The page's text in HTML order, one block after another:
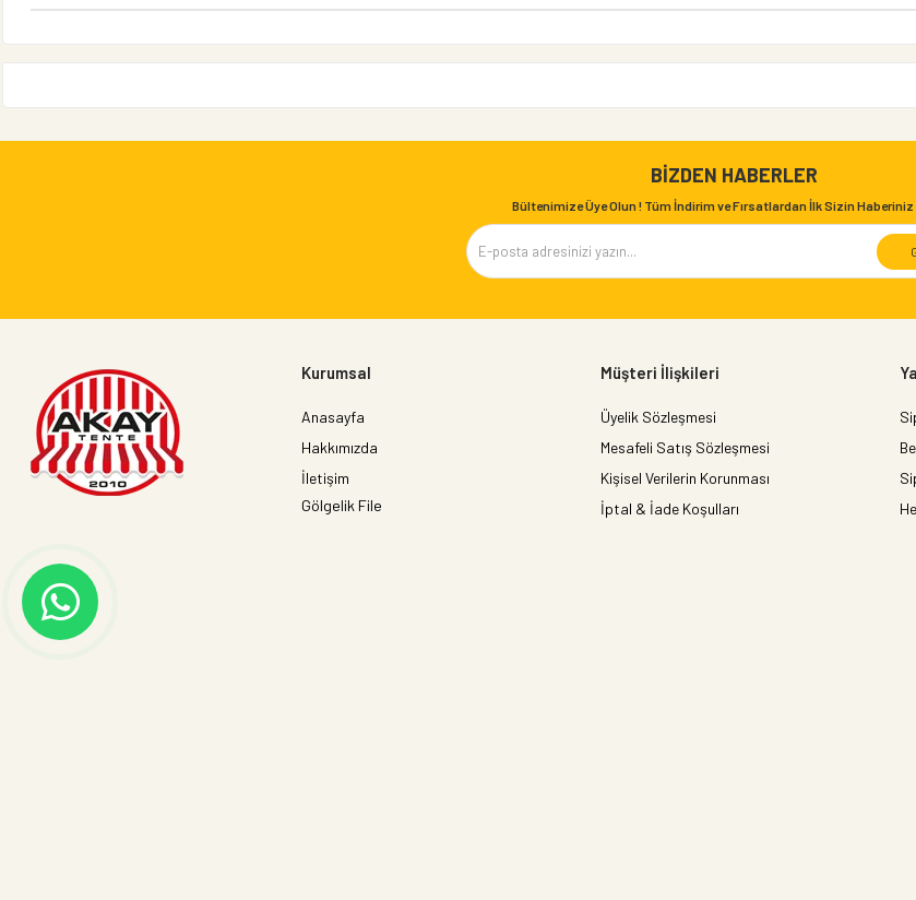
BIZDEN HABERLER
Bültenimize Üye Olun ! Tüm İndirim ve Fırsatlardan İlk Sizin Haberiniz
Kurumsal
Anasayfa
Hakkımızda
İletişim
Gölgelik File
Müşteri İlişkileri
Üyelik Sözleşmesi
Mesafeli Satış Sözleşmesi
Kişisel Verilerin Korunması
İptal & İade Koşulları